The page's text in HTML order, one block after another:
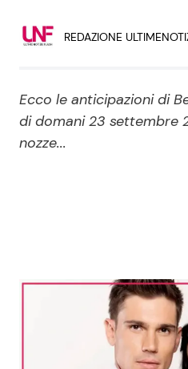
Persone Scomparse
News Spettacolo
REDAZIONE
Ecco le anticipazioni di
di domani 23 settembre
nozze...